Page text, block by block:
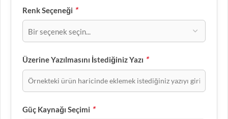
Renk Seçeneği *
Üzerine Yazılmasını İstediğiniz Yazı *
Güç Kaynağı Seçimi *